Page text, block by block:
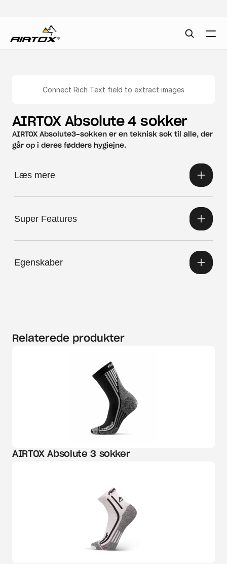
Connect Rich Text field to extract images
AIRTOX Absolute 4 sokker
AIRTOX Absolute3-sokken er en teknisk sok til alle, der
går op i deres fødders hygiejne.
Læs mere
Super Features
Egenskaber
Relaterede produkter
AIRTOX Absolute 3 sokker